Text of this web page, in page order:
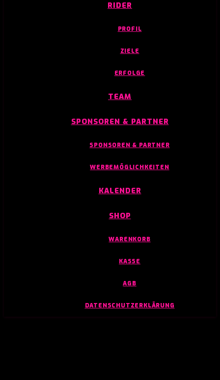
RIDER
PROFIL
ZIELE
ERFOLGE
TEAM
SPONSOREN & PARTNER
SPONSOREN & PARTNER
WERBEMÖGLICHKEITEN
KALENDER
SHOP
WARENKORB
KASSE
AGB
DATENSCHUTZERKLÄRUNG